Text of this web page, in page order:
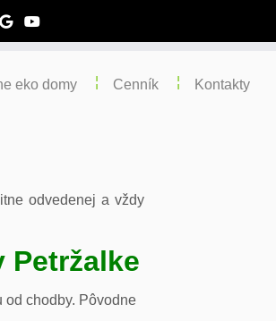
eko domy Cenník Kontakty
odvedenej a vždy
Petržalke
od chodby. Pôvodne